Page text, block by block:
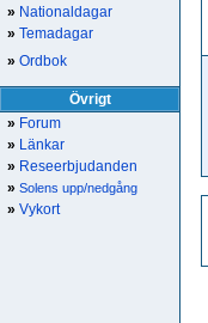
» Nationaldagar
» Temadagar
» Ordbok
Övrigt
» Forum
» Länkar
» Reseerbjudanden
» Solens upp/nedgång
» Vykort